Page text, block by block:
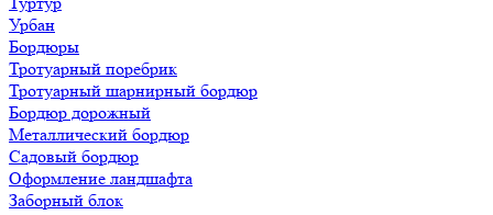
Урбан
Бордюры
Тротуарный поребрик
Тротуарный шарнирный бордюр
Бордюр дорожный
Металлический бордюр
Садовый бордюр
Оформление ландшафта
Заборный блок